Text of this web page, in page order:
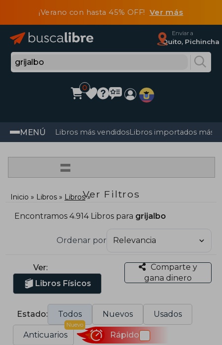
¡Verano con hasta 45% OFF! Ver más
Enviar a
Quito, Pichincha
0
MENÚ Libros más vendidosLibros importados más
=
Ver Filtros
Inicio Libros Libros
Encontramos 4.914 Libros para grijalbo
Ordenar por
Ver:
Libros Físicos
Comparte y
gana dinero
Estado: Todos Nuevos Usados
Anticuarios
Nuevo
Rápido